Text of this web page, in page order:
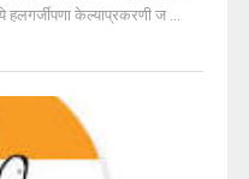
हलगर्जीपणा केल्याप्रकरणी ज ...